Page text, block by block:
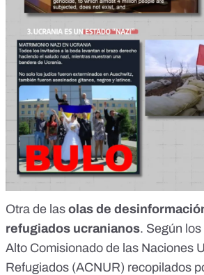
Otra de las olas de
refugiados ucranianos. Según
Alto Comisionado de las Naciones
Refugiados (ACNUR) recopilados